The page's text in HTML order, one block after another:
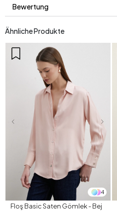
Bewertung
Ähnliche Produkte
4
Floş Basic Saten Gömlek - Bej